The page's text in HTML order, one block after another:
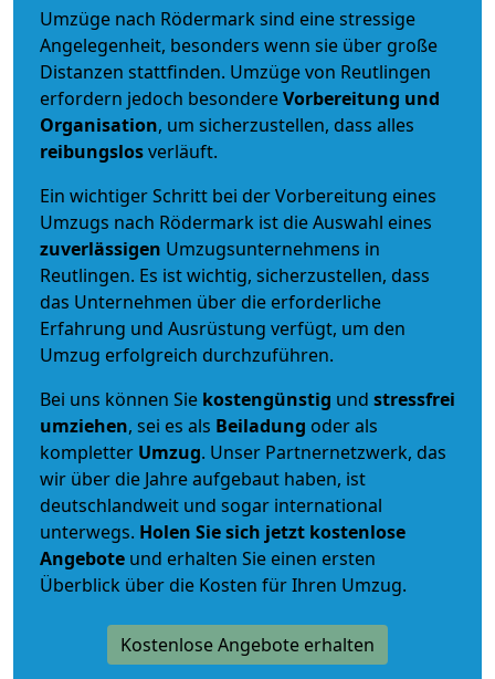
Umzüge nach Rödermark sind eine stressige
Angelegenheit, besonders wenn sie über große
Distanzen stattfinden. Umzüge von Reutlingen
erfordern jedoch besondereVorbereitung und
Organisation, um sicherzustellen, dass alles
reibungslosverläuft.
Ein wichtiger Schritt bei der Vorbereitung eines
Umzugs nach Rödermark ist die Auswahl eines
zuverlässigen Umzugsunternehmens in
Reutlingen. Es ist wichtig, sicherzustellen, dass
das Unternehmen über die erforderliche
Erfahrung und Ausrüstung verfügt, um den
Umzug erfolgreich durchzuführen.
Bei uns können Sie kostengünstig und stressfrei
umziehen, sei es als Beiladung oder als
kompletter Umzug. Unser Partnernetzwerk, das
wir über die Jahre aufgebaut haben, ist
deutschlandweit und sogar international
unterwegs. Holen Sie sich jetzt kostenlose
Angebote und erhalten Sie einen ersten
Überblick über die Kosten für Ihren Umzug.
Kostenlose Angebote erhalten